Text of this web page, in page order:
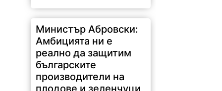
производители на
плодове и зеленчуци
от нелоялната
конкуренция